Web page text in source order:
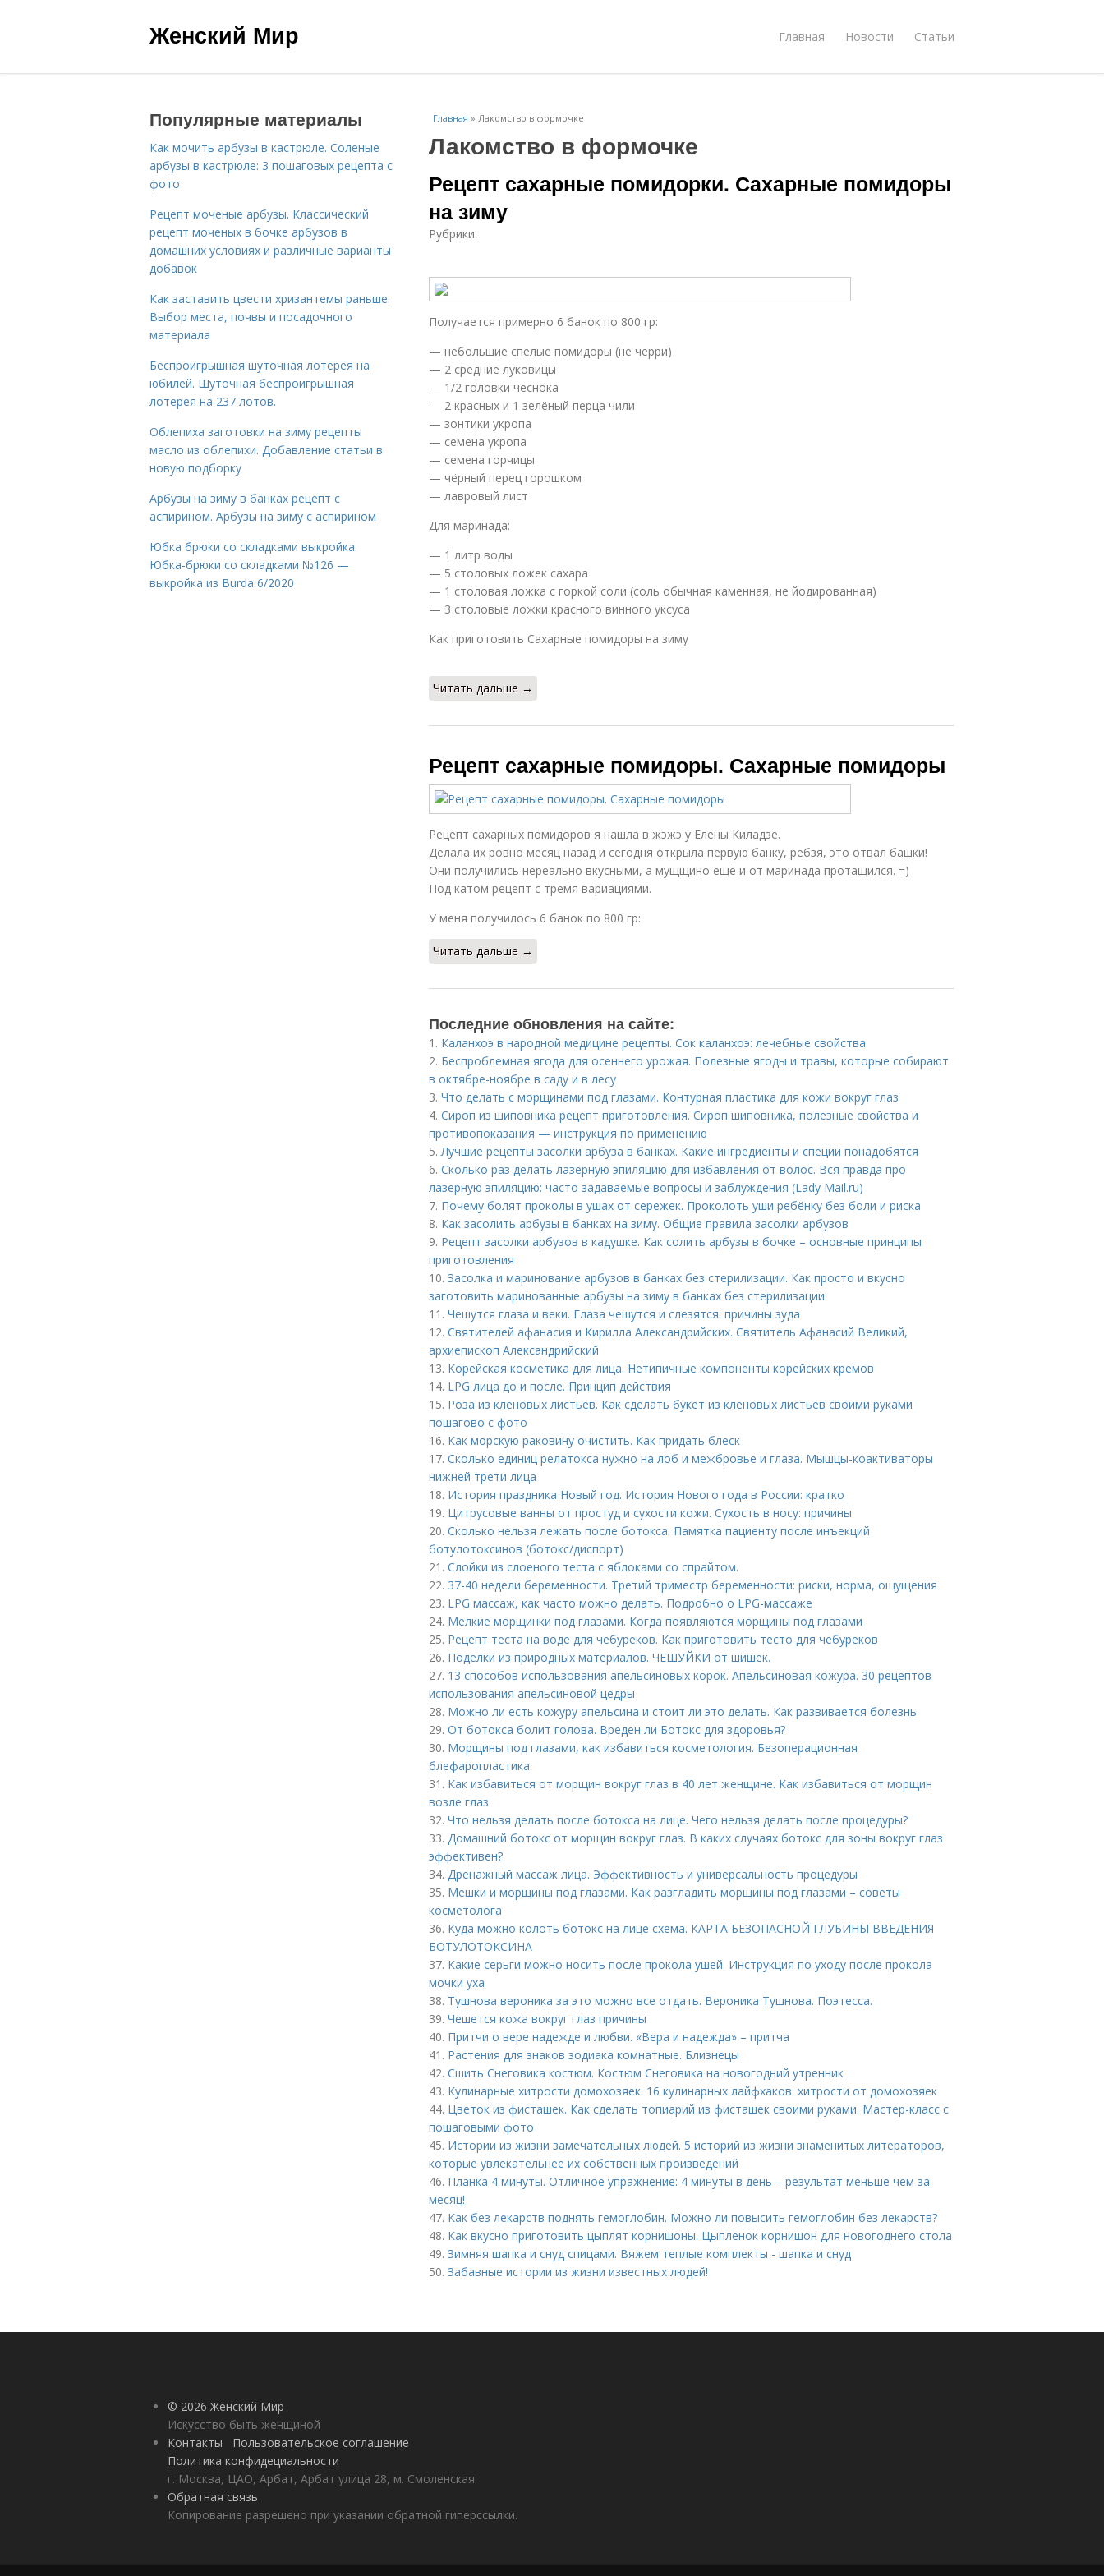
Женский Мир Главная Новости Статьи
Главная » Лакомство в формочке
Лакомство в формочке
Рецепт сахарные помидорки. Сахарные помидоры
на зиму
Рубрики:
Получается примерно 6 банок по 800 гр:
— небольшие спелые помидоры (не черри)
— 2 средние луковицы
— 1/2 головки чеснока
— 2 красных и 1 зелёный перца чили
— зонтики укропа
— семена укропа
— семена горчицы
— чёрный перец горошком
— лавровый лист
Для маринада:
— 1 литр воды
— 5 столовых ложек сахара
— 1 столовая ложка с горкой соли (соль обычная каменная, не йодированная)
— 3 столовые ложки красного винного уксуса
Как приготовить Сахарные помидоры на зиму
Читать дальше →
Рецепт сахарные помидоры. Сахарные помидоры
Рецепт сахарных помидоров я нашла в жэжэ у Елены Киладзе.
Делала их ровно месяц назад и сегодня открыла первую банку, ребзя, это отвал башки!
Они получились нереально вкусными, а мущщино ещё и от маринада протащился. =)
Под катом рецепт с тремя вариациями.
У меня получилось 6 банок по 800 гр:
Читать дальше →
Последние обновления на сайте:
1. Каланхоэ в народной медицине рецепты. Сок каланхоэ: лечебные свойства
2. Беспроблемная ягода для осеннего урожая. Полезные ягоды и травы, которые собирают
в октябре-ноябре в саду и в лесу
3. Что делать с морщинами под глазами. Контурная пластика для кожи вокруг глаз
4. Сироп из шиповника рецепт приготовления. Сироп шиповника, полезные свойства и
противопоказания — инструкция по применению
5.Лучшие рецепты засолки арбуза в банках. Какие ингредиенты и специи понадобятся
6. Сколько раз делать лазерную эпиляцию для избавления от волос. Вся правда про
лазерную эпиляцию: часто задаваемые вопросы и заблуждения (Lady Mail.ru)
7. Почему болят проколы в ушах от сережек. Проколоть уши ребёнку без боли и риска
8. Как засолить арбузы в банках на зиму. Общие правила засолки арбузов
9. Рецепт засолки арбузов в кадушке. Как солить арбузы в бочке – основные принципы
приготовления
10. Засолка и маринование арбузов в банках без стерилизации. Как просто и вкусно
заготовить маринованные арбузы на зиму в банках без стерилизации
11. Чешутся глаза и веки. Глаза чешутся и слезятся: причины зуда
12. Святителей афанасия и Кирилла Александрийских. Святитель Афанасий Великий,
архиепископ Александрийский
13. Корейская косметика для лица. Нетипичные компоненты корейских кремов
14. LPG лица до и после. Принцип действия
15. Роза из кленовых листьев. Как сделать букет из кленовых листьев своими руками
пошагово с фото
16. Как морскую раковину очистить. Как придать блеск
17. Сколько единиц релатокса нужно на лоб и межбровье и глаза. Мышцы-коактиваторы
нижней трети лица
18. История праздника Новый год. История Нового года в России: кратко
19. Цитрусовые ванны от простуд и сухости кожи. Сухость в носу: причины
20. Сколько нельзя лежать после ботокса. Памятка пациенту после инъекций
ботулотоксинов (ботокс/диспорт)
21. Слойки из слоеного теста с яблоками со спрайтом.
22. 37-40 недели беременности. Третий триместр беременности: риски, норма, ощущения
23. LPG массаж, как часто можно делать. Подробно о LPG-массаже
24. Мелкие морщинки под глазами. Когда появляются морщины под глазами
25. Рецепт теста на воде для чебуреков. Как приготовить тесто для чебуреков
26. Поделки из природных материалов. ЧЕШУЙКИ от шишек.
27. 13 способов использования апельсиновых корок. Апельсиновая кожура. 30 рецептов
использования апельсиновой цедры
28. Можно ли есть кожуру апельсина и стоит ли это делать. Как развивается болезнь
29. От ботокса болит голова. Вреден ли Ботокс для здоровья?
30. Морщины под глазами, как избавиться косметология. Безоперационная
блефаропластика
31. Как избавиться от морщин вокруг глаз в 40 лет женщине. Как избавиться от морщин
возле глаз
32. Что нельзя делать после ботокса на лице. Чего нельзя делать после процедуры?
33. Домашний ботокс от морщин вокруг глаз. В каких случаях ботокс для зоны вокруг глаз
эффективен?
34. Дренажный массаж лица. Эффективность и универсальность процедуры
35. Мешки и морщины под глазами. Как разгладить морщины под глазами – советы
косметолога
36. Куда можно колоть ботокс на лице схема. КАРТА БЕЗОПАСНОЙ ГЛУБИНЫ ВВЕДЕНИЯ
БОТУЛОТОКСИНА
37. Какие серьги можно носить после прокола ушей. Инструкция по уходу после прокола
мочки уха
38. Тушнова вероника за это можно все отдать. Вероника Тушнова. Поэтесса.
39. Чешется кожа вокруг глаз причины
40. Притчи о вере надежде и любви. «Вера и надежда» – притча
41. Растения для знаков зодиака комнатные. Близнецы
42. Сшить Снеговика костюм. Костюм Снеговика на новогодний утренник
43. Кулинарные хитрости домохозяек. 16 кулинарных лайфхаков: хитрости от домохозяек
44. Цветок из фисташек. Как сделать топиарий из фисташек своими руками. Мастер-класс с
пошаговыми фото
45. Истории из жизни замечательных людей. 5 историй из жизни знаменитых литераторов,
которые увлекательнее их собственных произведений
46. Планка 4 минуты. Отличное упражнение: 4 минуты в день – результат меньше чем за
месяц!
47. Как без лекарств поднять гемоглобин. Можно ли повысить гемоглобин без лекарств?
48. Как вкусно приготовить цыплят корнишоны. Цыпленок корнишон для новогоднего стола
49. Зимняя шапка и снуд спицами. Вяжем теплые комплекты - шапка и снуд
50. Забавные истории из жизни известных людей!
Популярные материалы
Как мочить арбузы в кастрюле. Соленые
арбузы в кастрюле: 3 пошаговых рецепта с
фото
Рецепт моченые арбузы. Классический
рецепт моченых в бочке арбузов в
домашних условиях и различные варианты
добавок
Как заставить цвести хризантемы раньше.
Выбор места, почвы и посадочного
материала
Беспроигрышная шуточная лотерея на
юбилей. Шуточная беспроигрышная
лотерея на 237 лотов.
Облепиха заготовки на зиму рецепты
масло из облепихи. Добавление статьи в
новую подборку
Арбузы на зиму в банках рецепт с
аспирином. Арбузы на зиму с аспирином
Юбка брюки со складками выкройка.
Юбка-брюки со складками №126 —
выкройка из Burda 6/2020
© 2026 Женский Мир
Искусство быть женщиной
Контакты
Пользовательское соглашение
Политика конфидециальности
г. Москва, ЦАО, Арбат, Арбат улица 28, м. Смоленская
Обратная связь
Копирование разрешено при указании обратной гиперссылки.